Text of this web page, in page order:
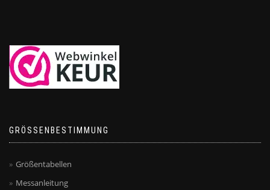
GRÖSSENBESTIMMUNG
Größentabellen
Messanleitung